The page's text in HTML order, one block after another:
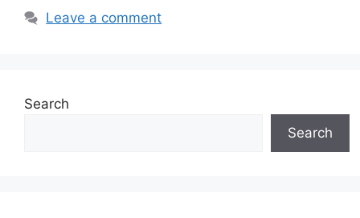
Leave a comment
Search
Search